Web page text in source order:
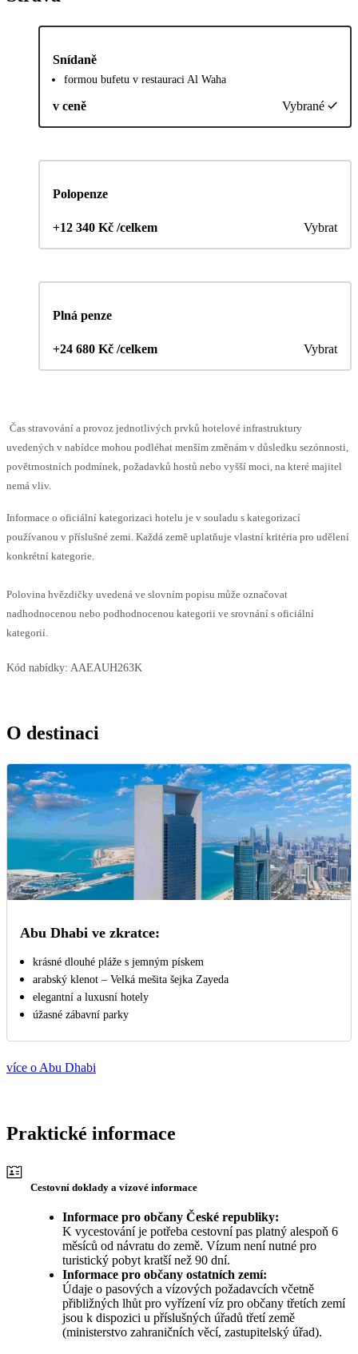
Snídaně
formou bufetu v restauraci Al Waha
v ceně Vybrané
Polopenze
+12 340 Kč /celkem Vybrat
Plná penze
+24 680 Kč /celkem Vybrat
Čas stravování a provoz jednotlivých prvků hotelové infrastruktury
uvedených v nabídce mohou podléhat menším změnám v důsledku sezónnosti,
povětrnostních podmínek, požadavků hostů nebo vyšší moci, na které majitel
nemá vliv.
Informace o oficiální kategorizaci hotelu je v souladu s kategorizací
používanou v příslušné zemi. Každá země uplatňuje vlastní kritéria pro udělení
konkrétní kategorie.
Polovina hvězdičky uvedená ve slovním popisu může označovat
nadhodnocenou nebo podhodnocenou kategorii ve srovnání s oficiální
kategorií.
Kód nabídky: AAEAUH263K
O destinaci
Abu Dhabi ve zkratce:
krásné dlouhé pláže s jemným pískem
arabský klenot – Velká mešita šejka Zayeda
elegantní a luxusní hotely
úžasné zábavní parky
více o Abu Dhabi
Praktické informace
Cestovní doklady a vízové informace
Informace pro občany České republiky:
K vycestování je potřeba cestovní pas platný alespoň 6
měsíců od návratu do země. Vízum není nutné pro
turistický pobyt kratší než 90 dní.
Informace pro občany ostatních zemí:
Údaje o pasových a vízových požadavcích včetně
přibližných lhůt pro vyřízení víz pro občany třetích zemí
jsou k dispozici u příslušných úřadů třetí země
(ministerstvo zahraničních věcí, zastupitelský úřad).